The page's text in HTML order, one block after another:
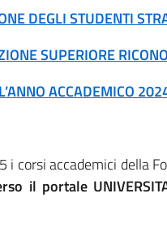
DEGLI STUDENTI
SUPERIORE
L’ANNO ACCADEMICO
corsi accademici della
il portale